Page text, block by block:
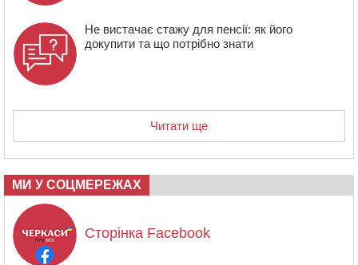
Не вистачає стажу для пенсії: як його
докупити та що потрібно знати
Читати ще
МИ У СОЦМЕРЕЖАХ
Сторінка Facebook